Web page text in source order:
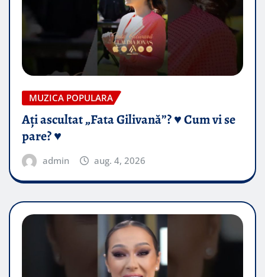
MUZICA POPULARA
Ați ascultat „Fata Gilivană”? ♥️ Cum vi se
pare? ♥️
admin aug. 4, 2026